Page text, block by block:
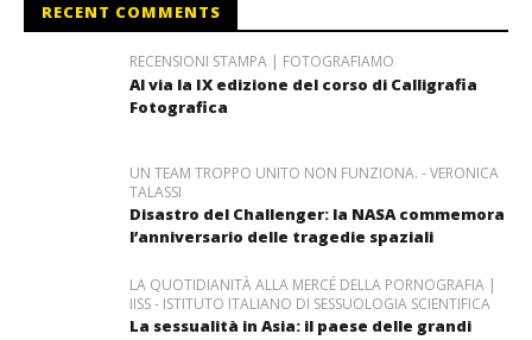
RECENT COMMENTS
RECENSIONI STAMPA | FOTOGRAFIAMO
Al via la IX edizione del corso di Calligrafia
Fotografica
UN TEAM TROPPO UNITO NON FUNZIONA. - VERONICA
TALASSI
Disastro del Challenger: la NASA commemora
l’anniversario delle tragedie spaziali
LA QUOTIDIANITÀ ALLA MERCÉ DELLA PORNOGRAFIA |
IISS - ISTITUTO ITALIANO DI SESSUOLOGIA SCIENTIFICA
La sessualità in Asia: il paese delle grandi